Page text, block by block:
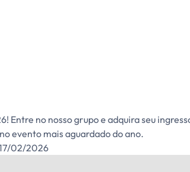
Entre no nosso grupo e adquira seu
evento mais aguardado do ano.
02/2026